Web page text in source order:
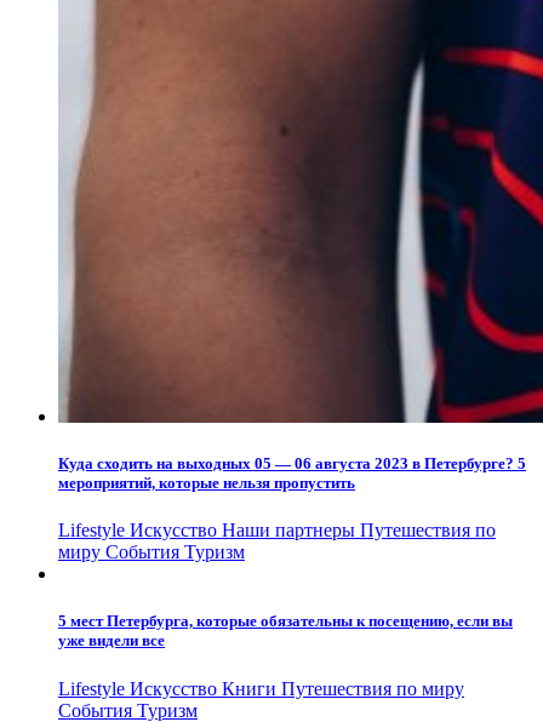
Куда сходить на выходных 05 — 06 августа 2023 в Петербурге? 5
мероприятий, которые нельзя пропустить
Lifestyle Искусство Наши партнеры Путешествия по
миру События Туризм
5 мест Петербурга, которые обязательны к посещению, если вы
уже видели все
Lifestyle Искусство Книги Путешествия по миру
События Туризм